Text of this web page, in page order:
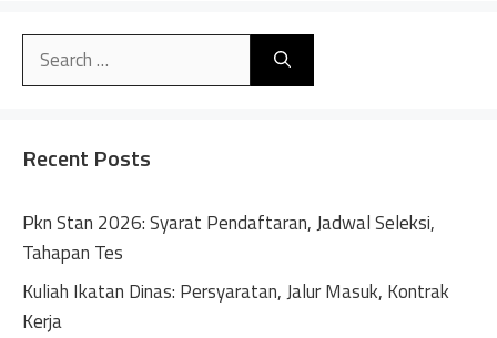
e
a
i
v
e
:
Search
Recent Posts
Pkn Stan 2026: Syarat Pendaftaran, Jadwal Seleksi,
Tahapan Tes
Kuliah Ikatan Dinas: Persyaratan, Jalur Masuk, Kontrak
Kerja